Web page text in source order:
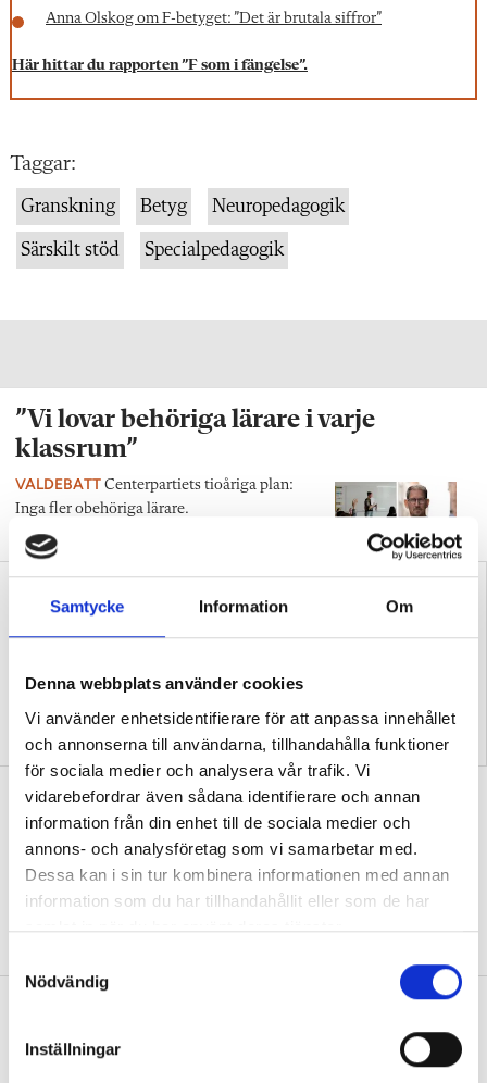
Samtycke Information Om
Denna webbplats använder cookies
Vi använder enhetsidentifierare för att anpassa innehållet
och annonserna till användarna, tillhandahålla funktioner
för sociala medier och analysera vår trafik. Vi
vidarebefordrar även sådana identifierare och annan
information från din enhet till de sociala medier och
annons- och analysföretag som vi samarbetar med.
Dessa kan i sin tur kombinera informationen med annan
information som du har tillhandahållit eller som de har
samlat in när du har använt deras tjänster.
Nödvändig
Inställningar
Anna Olskog om F-betyget: ”Det är brutala siffror”
Här hittar du rapporten ”F som i fängelse”.
Taggar:
Granskning Betyg Neuropedagogik
Särskilt stöd Specialpedagogik
”Vi lovar behöriga lärare i varje
klassrum”
VALDEBATT Centerpartiets tioåriga plan:
Inga fler obehöriga lärare.
”Så bryter vi hatpratets
pyramid i skolan”
”Hur skolan fungerar blir
tydligt i trappan”
”Vad ska vår tid räcka till på
förskolan?”
eller ska jag vara närvarande tillsammans
med barnen?”
”Vad säger det om skolan när allt fler
barn behöver anpassas?”